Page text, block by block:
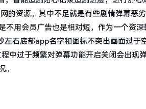
的资源。其中不足就是有些剧情弹幕恶
不用会员广告也是相对短，作为一个资深
右底部app名字和图标不突出画面过于
中过于频繁对弹幕功能开启关闭会出现
。